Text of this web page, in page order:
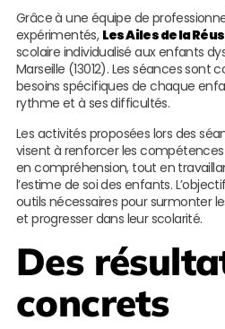
Grâce à une équipe de
expérimentés, Les Ailes de la
scolaire individualisé aux enfants
Marseille (13012). Les séances sont
besoins spécifiques de chaque
rythme et à ses difficultés.
Les activités proposées lors des
visent à renforcer les
en compréhension, tout en
l’estime de soi des enfants.
outils nécessaires pour surmonter
et progresser dans leur scolarité.
Des
concrets